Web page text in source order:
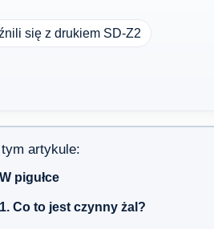
się z drukiem SD-Z2
artykule:
W pigułce
1. Co to jest czynny żal?